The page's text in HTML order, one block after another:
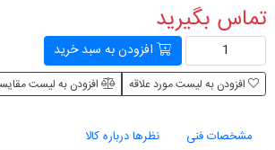
تماس بگیرید
افزودن به سبد خرید
افزودن به لیست مورد علاقه افزودن به لیست
مشخصات فنی نظرها درباره کالا